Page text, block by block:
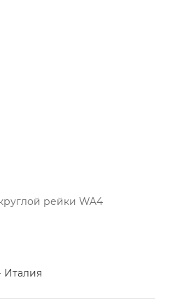
рейки WA4
Италия